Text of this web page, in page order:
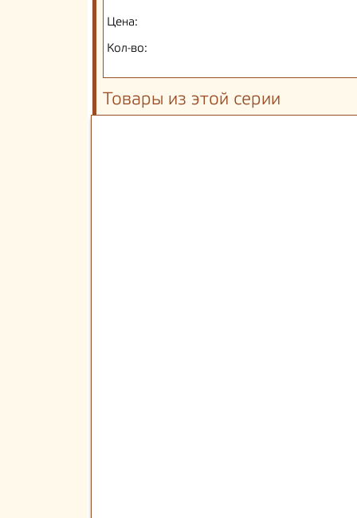
Цена:
Кол-во:
Товары из этой серии